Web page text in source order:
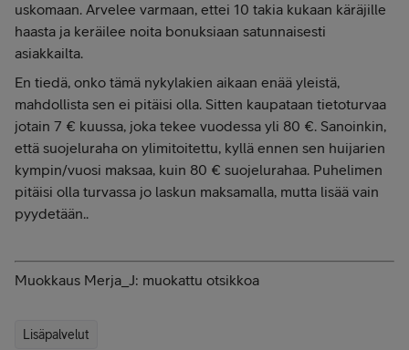
uskomaan. Arvelee varmaan, ettei 10 takia kukaan käräjille
haasta ja keräilee noita bonuksiaan satunnaisesti
asiakkailta.
En tiedä, onko tämä nykylakien aikaan enää yleistä,
mahdollista sen ei pitäisi olla. Sitten kaupataan tietoturvaa
jotain 7 € kuussa, joka tekee vuodessa yli 80 €. Sanoinkin,
että suojeluraha on ylimitoitettu, kyllä ennen sen huijarien
kympin/vuosi maksaa, kuin 80 € suojelurahaa. Puhelimen
pitäisi olla turvassa jo laskun maksamalla, mutta lisää vain
pyydetään..
Muokkaus Merja_J: muokattu otsikkoa
Lisäpalvelut